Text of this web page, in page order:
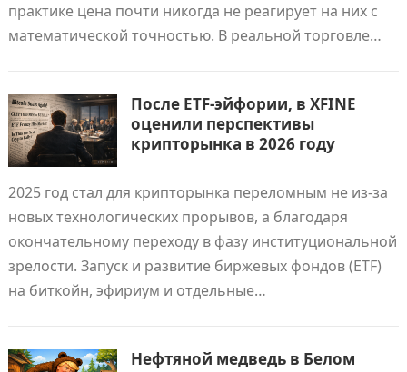
практике цена почти никогда не реагирует на них с
математической точностью. В реальной торговле…
После ETF-эйфории, в XFINE
оценили перспективы
крипторынка в 2026 году
2025 год стал для крипторынка переломным не из-за
новых технологических прорывов, а благодаря
окончательному переходу в фазу институциональной
зрелости. Запуск и развитие биржевых фондов (ETF)
на биткойн, эфириум и отдельные…
Нефтяной медведь в Белом